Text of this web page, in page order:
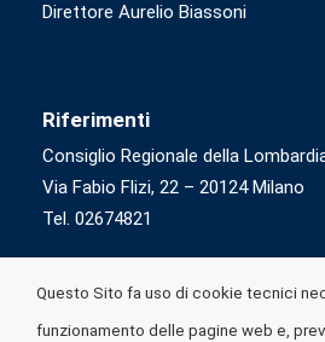
Direttore Aurelio Biassoni
Riferimenti
Consiglio Regionale della
Via Fabio Flizi, 22 – 20124 Milano
Tel. 02674821
Questo Sito fa uso di cookie tecnici
funzionamento delle pagine web e,